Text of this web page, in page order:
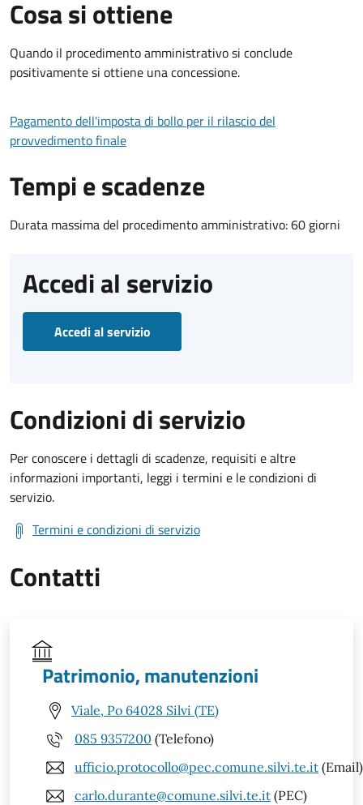
Cosa si ottiene
Quando il procedimento amministrativo si conclude
positivamente si ottiene una concessione.
Pagamento dell'imposta di bollo per il rilascio del
provvedimento finale
Tempi e scadenze
Durata massima del procedimento amministrativo: 60 giorni
Accedi al servizio
Accedi al servizio
Condizioni di servizio
Per conoscere i dettagli di scadenze, requisiti e altre
informazioni importanti, leggi i termini e le condizioni di
servizio.
Termini e condizioni di servizio
Contatti
Patrimonio, manutenzioni
Viale, Po 64028 Silvi (TE)
085 9357200 (Telefono)
ufficio.protocollo@pec.comune.silvi.te.it (Email)
carlo.durante@comune.silvi.te.it (PEC)